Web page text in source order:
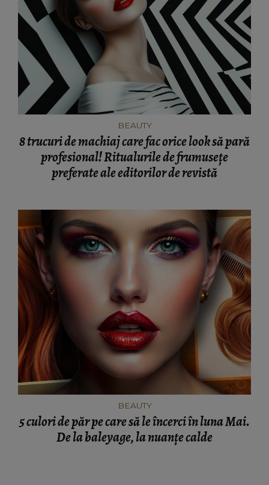
BEAUTY
8 trucuri de machiaj care fac orice look să pară
profesional! Ritualurile de frumusețe
preferate ale editorilor de revistă
BEAUTY
5 culori de păr pe care să le încerci în luna Mai.
De la baleyage, la nuanțe calde